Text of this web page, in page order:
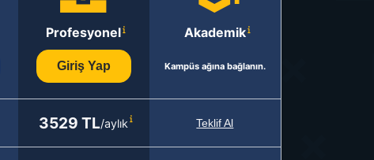
Profesyonel
Giriş Yap
Akademik
Kampüs ağına bağlanın.
3529 TL/aylık Teklif Al